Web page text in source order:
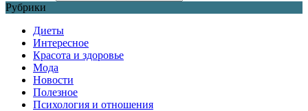
Рубрики
Диеты
Интересное
Красота и здоровье
Мода
Новости
Полезное
Психология и отношения